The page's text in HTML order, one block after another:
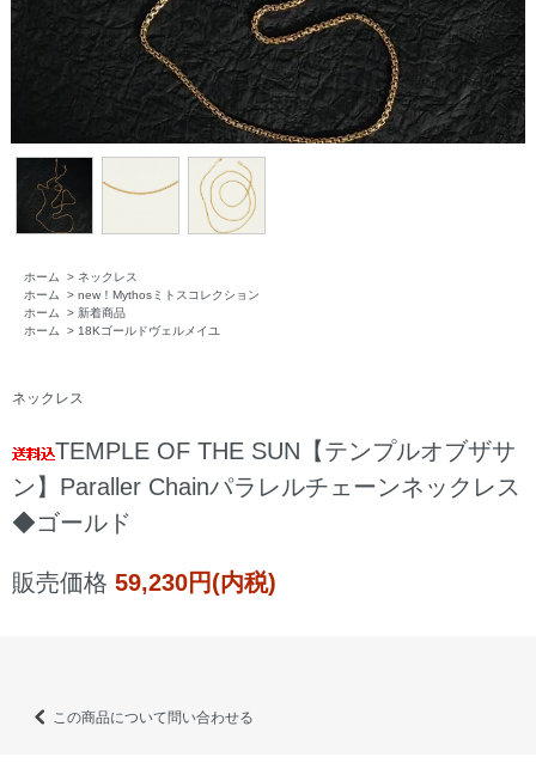
ホーム > ネックレス
ホーム
> new！Mythosミトスコレクション
ホーム
> 新着商品
ホーム
> 18Kゴールドヴェルメイユ
ネックレス
TEMPLE OF THE SUN【テンプルオブザサ
ン】Paraller Chainパラレルチェーンネックレス
◆ゴールド
販売価格 59,230円(内税)
この商品について問い合わせる